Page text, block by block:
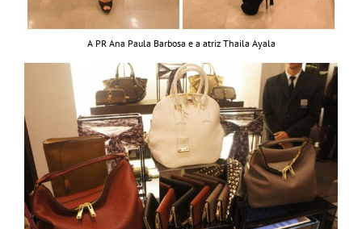
A PR Ana Paula Barbosa e a atriz Thaila Ayala